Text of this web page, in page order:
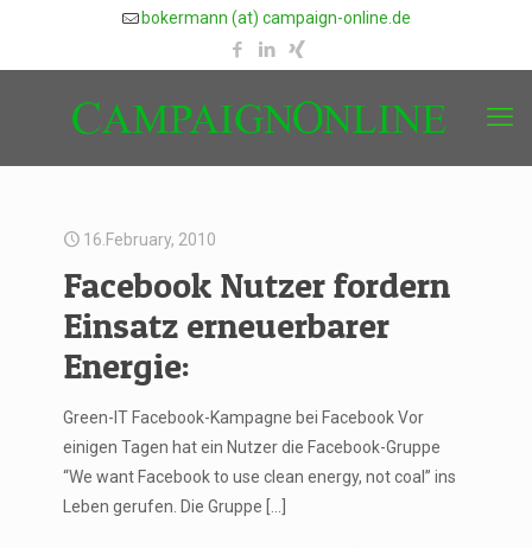
bokermann (at) campaign-online.de
16.February, 2010
Facebook Nutzer fordern
Einsatz erneuerbarer
Energie:
Green-IT Facebook-Kampagne bei Facebook Vor
einigen Tagen hat ein Nutzer die Facebook-Gruppe
“We want Facebook to use clean energy, not coal” ins
Leben gerufen. Die Gruppe